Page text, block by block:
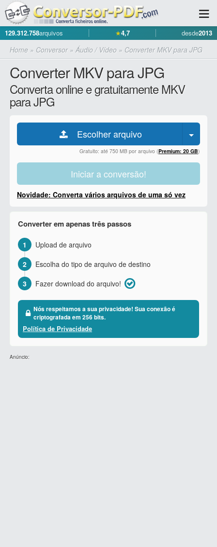
129.312.758arquivos ★4,7 desde2013
Home » Conversor» Áudio / Vídeo » Converter MKV para JPG
Converter MKV para JPG
Converta online e gratuitamente MKV
para JPG
Escolher arquivo
Gratuito: até 750 MB por arquivo (Premium: 20 GB)
Iniciar a conversão!
Novidade: Converta vários arquivos de uma só vez
Converter em apenas três passos
1
Upload de arquivo
2
Escolha do tipo de arquivo de destino
3
Fazer download do arquivo!
Nós respeitamos a sua privacidade! Sua conexão é
criptografada em 256 bits.
Política de Privacidade
Anúncio: